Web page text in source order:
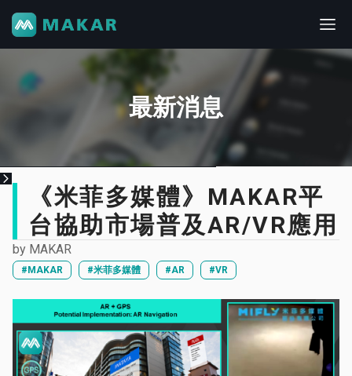
最新消息
《米菲多媒體》MAKAR平
台協助市場普及AR/VR應用
by MAKAR
#MAKAR #米菲多媒體 #AR #VR